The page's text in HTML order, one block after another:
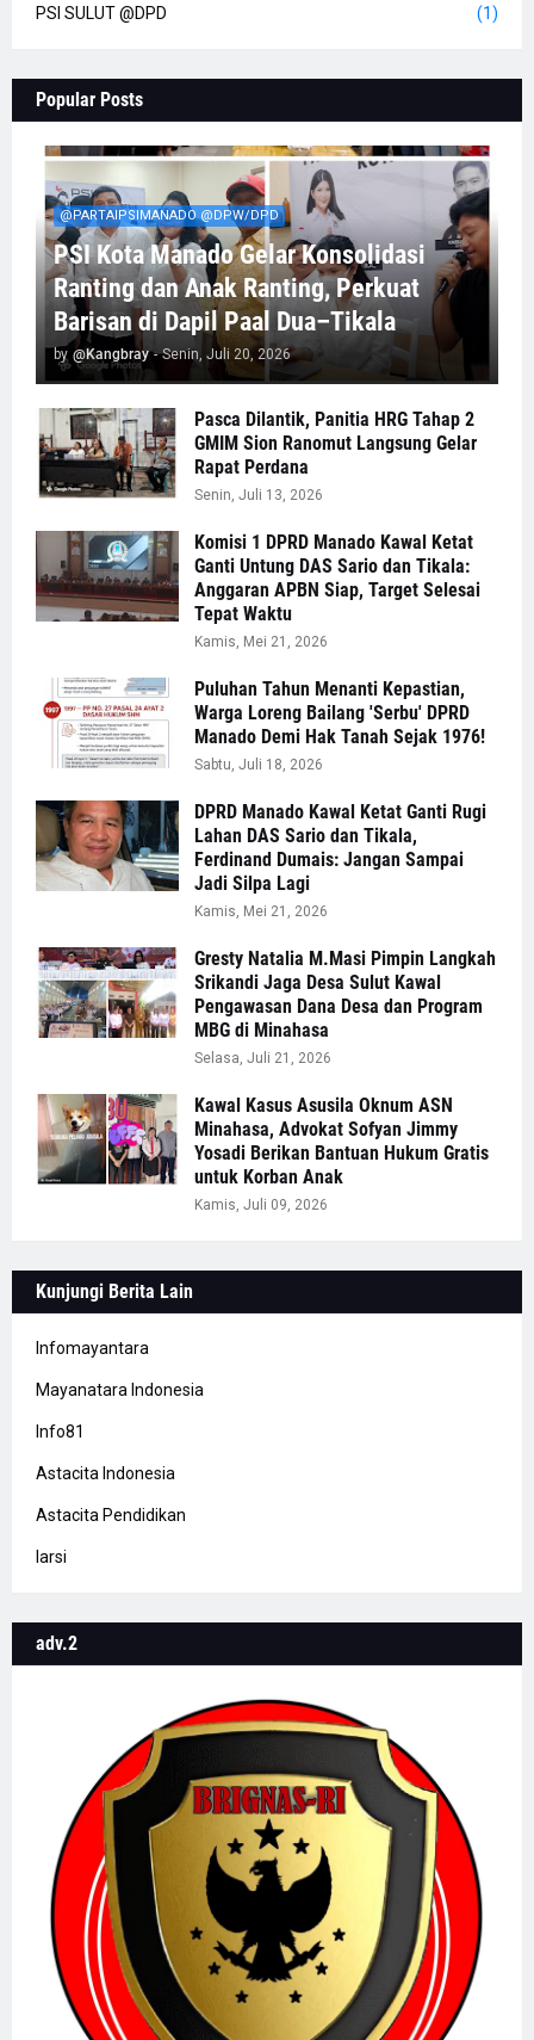
PSI SULUT @DPD (1)
Popular Posts
@PARTAIPSIMANADO @DPW/DPD
PSI Kota Manado Gelar Konsolidasi
Ranting dan Anak Ranting, Perkuat
Barisan di Dapil Paal Dua–Tikala
by @Kangbray - Senin, Juli 20, 2026
Pasca Dilantik, Panitia HRG Tahap 2
GMIM Sion Ranomut Langsung Gelar
Rapat Perdana
Senin, Juli 13, 2026
Komisi 1 DPRD Manado Kawal Ketat
Ganti Untung DAS Sario dan Tikala:
Anggaran APBN Siap, Target Selesai
Tepat Waktu
Kamis, Mei 21, 2026
Puluhan Tahun Menanti Kepastian,
Warga Loreng Bailang 'Serbu' DPRD
Manado Demi Hak Tanah Sejak 1976!
Sabtu, Juli 18, 2026
DPRD Manado Kawal Ketat Ganti Rugi
Lahan DAS Sario dan Tikala,
Ferdinand Dumais: Jangan Sampai
Jadi Silpa Lagi
Kamis, Mei 21, 2026
Gresty Natalia M.Masi Pimpin Langkah
Srikandi Jaga Desa Sulut Kawal
Pengawasan Dana Desa dan Program
MBG di Minahasa
Selasa, Juli 21, 2026
Kawal Kasus Asusila Oknum ASN
Minahasa, Advokat Sofyan Jimmy
Yosadi Berikan Bantuan Hukum Gratis
untuk Korban Anak
Kamis, Juli 09, 2026
Kunjungi Berita Lain
Infomayantara
Mayanatara Indonesia
Info81
Astacita Indonesia
Astacita Pendidikan
Iarsi
adv.2